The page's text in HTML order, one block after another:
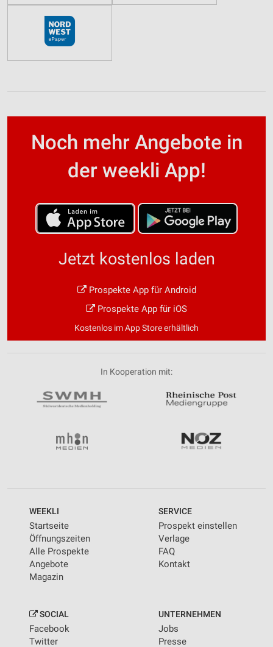
Noch mehr Angebote in
der weekli App!
Jetzt kostenlos laden
Prospekte App für Android
Prospekte App für iOS
Kostenlos im App Store erhältlich
In Kooperation mit:
WEEKLI
Startseite
Öffnungszeiten
Alle Prospekte
Angebote
Magazin
SERVICE
Prospekt einstellen
Verlage
FAQ
Kontakt
SOCIAL
Facebook
Twitter
UNTERNEHMEN
Jobs
Presse